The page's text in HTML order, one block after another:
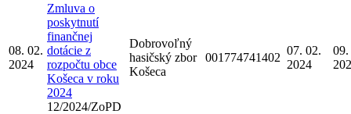
08. 02.
2024
Zmluva o
poskytnutí
finančnej
dotácie z
rozpočtu obce
Košeca v roku
2024
12/2024/ZoPD
Dobrovoľný
hasičský zbor
Košeca
001774741402
07. 02.
2024
09.